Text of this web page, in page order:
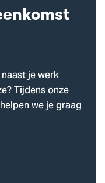
je werk
Tijdens onze
we je graag